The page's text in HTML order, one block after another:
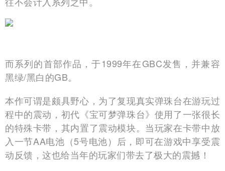
而系列的首部作品，于1999年在GBC发售，并兼容
黑绿/黑白的GB。
本作可谓是颇具野心，为了复现真实弹珠台在游玩过
程中的震动，初代《宝可梦弹珠台》使用了一张很长
的特殊卡带，其内置了震动模块。当玩家在卡带中放
入一节AA电池（5号电池）后，即可在游戏中享受震
动反馈，这也给当年的玩家们带去了极大的震撼！